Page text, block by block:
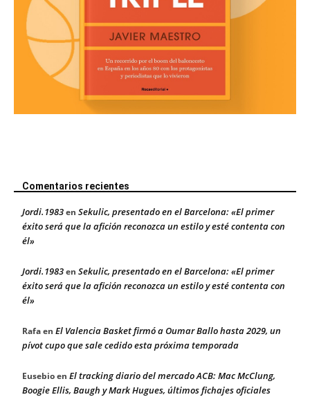
Comentarios recientes
Jordi.1983en Sekulic, presentado en el Barcelona: «El primer
éxito será que la afición reconozca un estilo y esté contenta con
él»
Jordi.1983en Sekulic, presentado en el Barcelona: «El primer
éxito será que la afición reconozca un estilo y esté contenta con
él»
Rafaen El Valencia Basket firmó a Oumar Ballo hasta 2029, un
pívot cupo que sale cedido esta próxima temporada
Eusebioen El tracking diario del mercado ACB: Mac McClung,
Boogie Ellis, Baugh y Mark Hugues, últimos fichajes oficiales